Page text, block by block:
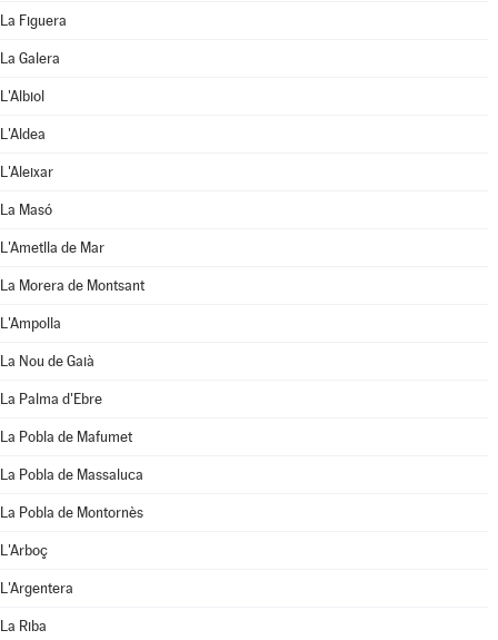
La Figuera
La Galera
L'Albiol
L'Aldea
L'Aleixar
La Masó
L'Ametlla de Mar
La Morera de Montsant
L'Ampolla
La Nou de Gaià
La Palma d'Ebre
La Pobla de Mafumet
La Pobla de Massaluca
La Pobla de Montornès
L'Arboç
L'Argentera
La Riba